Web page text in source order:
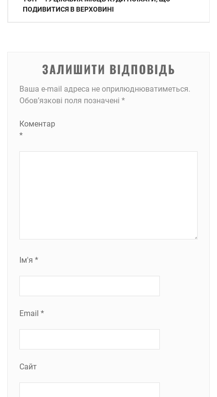
записів
ПОДИВИТИСЯ В ВЕРХОВИНІ
ЗАЛИШИТИ ВІДПОВІДЬ
Ваша e-mail адреса не оприлюднюватиметься.
Обов’язкові поля позначені *
Коментар
*
Ім'я *
Email *
Сайт